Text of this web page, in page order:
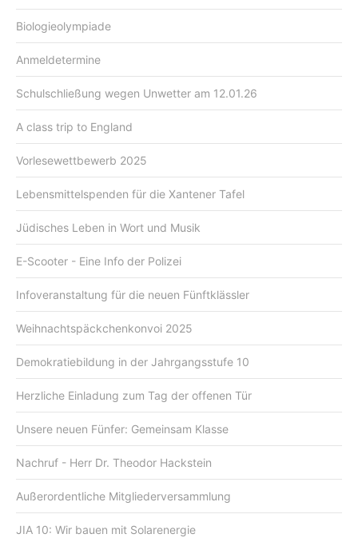
Biologieolympiade
Anmeldetermine
Schulschließung wegen Unwetter am 12.01.26
A class trip to England
Vorlesewettbewerb 2025
Lebensmittelspenden für die Xantener Tafel
Jüdisches Leben in Wort und Musik
E-Scooter - Eine Info der Polizei
Infoveranstaltung für die neuen Fünftklässler
Weihnachtspäckchenkonvoi 2025
Demokratiebildung in der Jahrgangsstufe 10
Herzliche Einladung zum Tag der offenen Tür
Unsere neuen Fünfer: Gemeinsam Klasse
Nachruf - Herr Dr. Theodor Hackstein
Außerordentliche Mitgliederversammlung
JIA 10: Wir bauen mit Solarenergie